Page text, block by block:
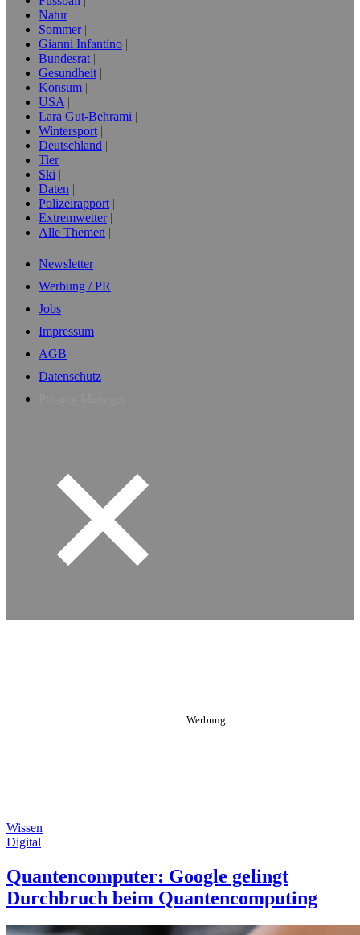
Natur
Sommer
Gianni Infantino
Bundesrat
Gesundheit
Konsum
USA
Lara Gut-Behrami
Wintersport
Deutschland
Tier
Ski
Daten
Polizeirapport
Extremwetter
Alle Themen
Newsletter
Werbung / PR
Jobs
Impressum
AGB
Datenschutz
Wissen
Digital
Quantencomputer: Google gelingt
Durchbruch beim Quantencomputing